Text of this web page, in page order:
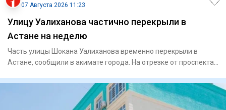
07 Августа 2026 11:23
Улицу Уалиханова частично перекрыли в
Астане на неделю
Часть улицы Шокана Уалиханова временно перекрыли в
Астане, сообщили в акимате города. На отрезке от проспекта